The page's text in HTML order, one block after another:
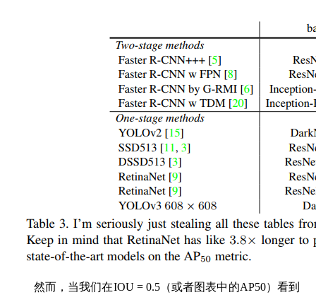
然而，当我们在IOU = 0.5（或者图表中的AP50）看到